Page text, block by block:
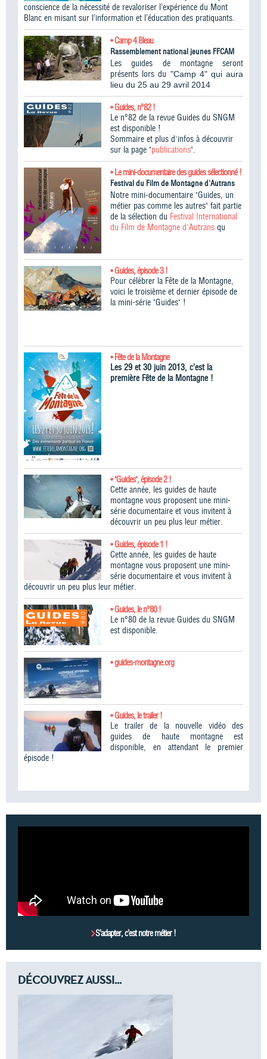
conscience de la nécessité de revaloriser l’expérience du Mont
Blanc en misant sur l’information et l’éducation des pratiquants.
• Camp 4 Bleau
Rassemblement national jeunes FFCAM
Les guides de montagne seront
présents lors du "Camp 4" qui aura
lieu du 25 au 29 avril 2014
• Guides, n°82 !
Le n°82 de la revue Guides du SNGM
est disponible !
Sommaire et plus d'infos à découvrir
sur la page "publications".
• Le mini-documentaire des guides sélectionné !
Festival du Film de Montagne d'Autrans
Notre mini-documentaire "Guides, un
métier pas comme les autres" fait partie
de la sélection du Festival International
du Film de Montagne d'Autrans qu
• Guides, épisode 3 !
Pour célébrer la Fête de la Montagne,
voici le troisième et dernier épisode de
la mini-série "Guides" !
• Fête de la Montagne
Les 29 et 30 juin 2013, c’est la
première Fête de la Montagne !
• "Guides", épisode 2 !
Cette année, les guides de haute
montagne vous proposent une mini-
série documentaire et vous invitent à
découvrir un peu plus leur métier.
• Guides, épisode 1 !
Cette année, les guides de haute
montagne vous proposent une mini-
série documentaire et vous invitent à
découvrir un peu plus leur métier.
• Guides, le n°80 !
Le n°80 de la revue Guides du SNGM
est disponible.
• guides-montagne.org
• Guides, le trailer !
Le trailer de la nouvelle vidéo des
guides de haute montagne est
disponible, en attendant le premier
épisode !
S’adapter, c’est notre métier !
DÉCOUVREZ AUSSI...